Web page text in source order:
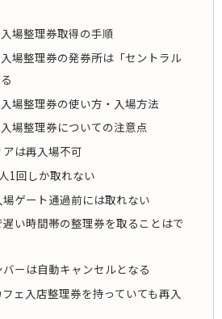
場整理券取得の手順
場整理券の発券所は「セントラル
場整理券の使い方・入場方法
場整理券についての注意点
は再入場不可
1回しか取れない
ゲート通過前には取れない
い時間帯の整理券を取ることはで
ーは自動キャンセルとなる
ェ入店整理券を持っていても再入